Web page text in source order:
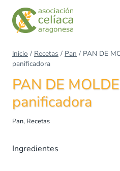
Saltar
contenido
Inicio / Recetas / Pan / PAN DE
panificadora
PAN DE
panificadora
Pan, Recetas
Ingredientes